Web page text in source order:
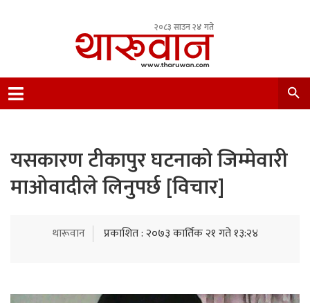
२०८३ साउन २४ गते
Nepal.
यसकारण टीकापुर घटनाको जिम्मेवारी
माओवादीले लिनुपर्छ [विचार]
थारूवान प्रकाशित : २०७३ कार्तिक २१ गते १३:२४